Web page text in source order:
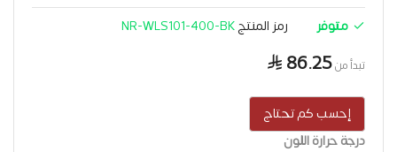
متوفر
رمز المنتجNR-WLS101-400-BK
تبدأ من86.25
إحسب كم تحتاج
درجة حرارة اللون